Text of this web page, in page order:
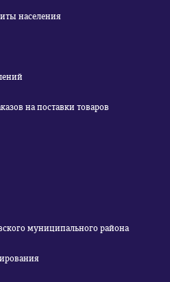
населения
на поставки товаров
муниципального района